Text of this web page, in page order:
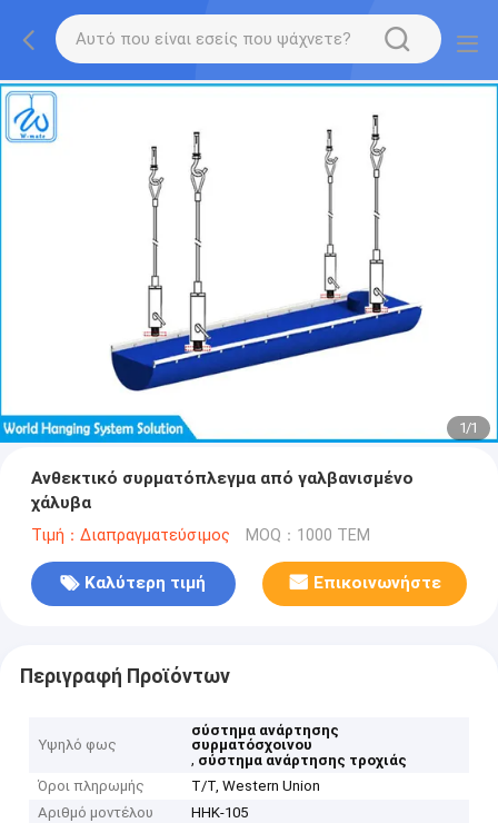
1/1
Ανθεκτικό συρματόπλεγμα από γαλβανισμένο
χάλυβα
Τιμή：Διαπραγματεύσιμος MOQ：1000 ΤΕΜ
Καλύτερη τιμή Επικοινωνήστε
Περιγραφή Προϊόντων
Υψηλό φως
σύστημα ανάρτησης
συρματόσχοινου
, σύστημα ανάρτησης τροχιάς
Όροι πληρωμής
T/T, Western Union
Αριθμό μοντέλου
HHK-105